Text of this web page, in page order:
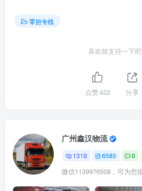
零担专线
喜欢就支持一下吧
点赞422 分享
广州鑫汉物流
1318 6585 0